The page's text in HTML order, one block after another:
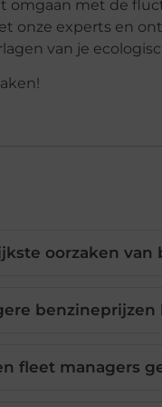
omgaan met de
onze experts en
van je
oorzaken
fleet managers